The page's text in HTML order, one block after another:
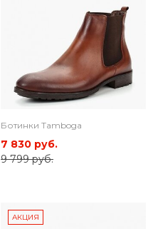
Ботинки Tamboga
7 830 руб.
9 799 руб.
АКЦИЯ